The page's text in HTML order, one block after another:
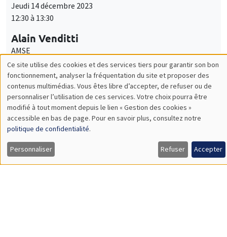
Medium term endogenous fluctuations in three-sector
intertemporal equilibrium models
ANNULÉ SÉMINAIRES INTERNES
ECO-LUNCH
MEGASalle Carine Nourry
Jeudi 21 décembre 2023
12:30 à 13:30
Yann Bramoullé
AMSE